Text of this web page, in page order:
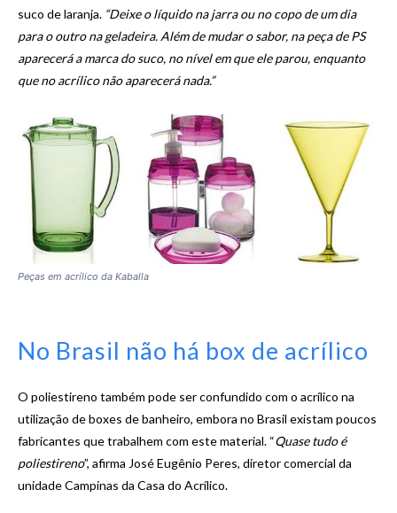
suco de laranja. “Deixe o líquido na jarra ou no copo de um dia
para o outro na geladeira. Além de mudar o sabor, na peça de PS
aparecerá a marca do suco, no nível em que ele parou, enquanto
que no acrílico não aparecerá nada.”
Peças em acrílico da Kaballa
No Brasil não há box de acrílico
O poliestireno também pode ser confundido com o acrílico na
utilização de boxes de banheiro, embora no Brasil existam poucos
fabricantes que trabalhem com este material. “Quase tudo é
poliestireno”, afirma José Eugênio Peres, diretor comercial da
unidade Campinas da Casa do Acrílico.